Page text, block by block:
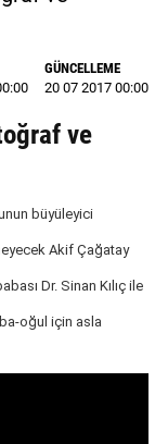
GÜNCELLEME
20 07 2017 00:00
ve
büyüleyici
Akif Çağatay
Dr. Sinan Kılıç ile
oğul için asla